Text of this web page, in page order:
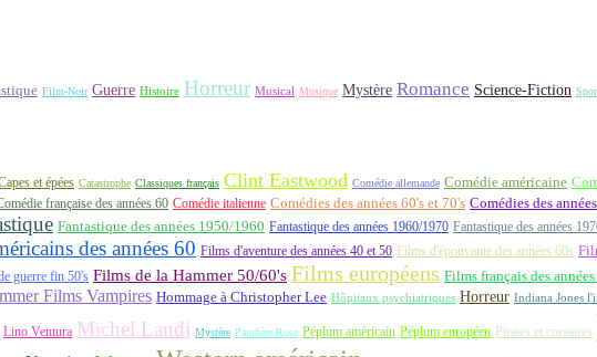
Film-Noir Guerre Histoire Horreur Musical Musique Mystère Romance Science-Fiction
et épées Catastrophe Classiques français Clint Eastwood Comédie allemande Comédie américaine
française des années 60 Comédie italienne Comédies des années 60's et 70's Comédies des
Fantastique des années 1950/1960 Fantastique des années 1960/1970 Fantastique des années
des années 60 Films d'aventure des années 40 et 50 Films d'épouvante des années 60s
guerre fin 50's Films de la Hammer 50/60's Films européens Films français des
Films Vampires Hommage à Christopher Lee Hôpitaux psychiatriques Horreur Indiana Jones
Lino Ventura Michel Landi Mystère Panthère Rose Péplum américain Péplum européen Pirates et corsaires